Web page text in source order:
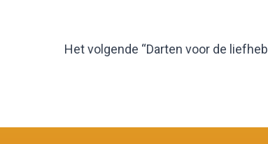
Het volgende “Darten voor de